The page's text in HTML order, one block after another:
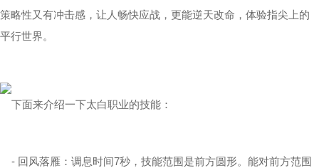
策略性又有冲击感，让人畅快应战，更能逆天改命，体验指尖上的
平行世界。
下面来介绍一下太白职业的技能：
- 回风落雁：调息时间7秒，技能范围是前方圆形。能对前方范围